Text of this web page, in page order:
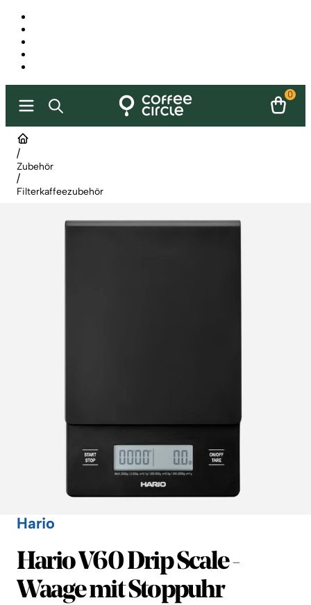
0
/
Zubehör
/
Filterkaffeezubehör
Hario
Hario
Hario V60 Drip Scale -
Waage mit Stoppuhr